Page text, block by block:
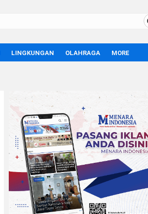
LINGKUNGAN OLAHRAGA MORE